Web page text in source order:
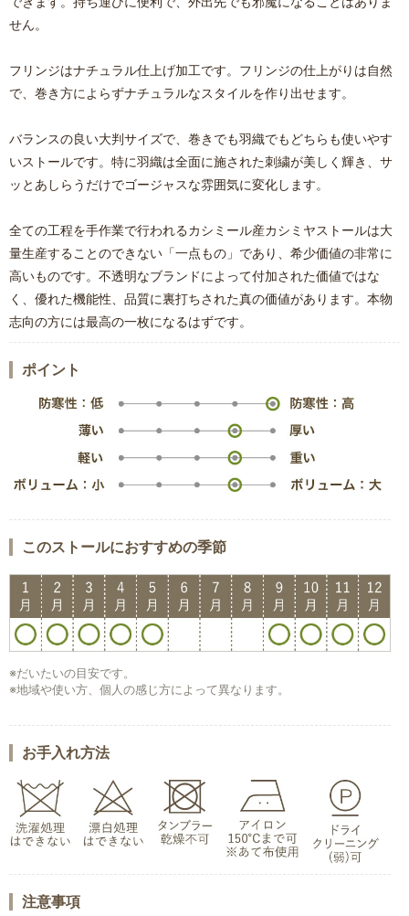
ポイント
このストールにおすすめの季節
※だいたいの目安です。
※地域や使い方、個人の感じ方によって異なります。
お手入れ方法
注意事項
せん。
フリンジはナチュラル仕上げ加工です。フリンジの仕上がりは自然
で、巻き方によらずナチュラルなスタイルを作り出せます。
バランスの良い大判サイズで、巻きでも羽織でもどちらも使いやす
いストールです。特に羽織は全面に施された刺繍が美しく輝き、サ
ッとあしらうだけでゴージャスな雰囲気に変化します。
全ての工程を手作業で行われるカシミール産カシミヤストールは大
量生産することのできない「一点もの」であり、希少価値の非常に
高いものです。不透明なブランドによって付加された価値ではな
く、優れた機能性、品質に裏打ちされた真の価値があります。本物
志向の方には最高の一枚になるはずです。